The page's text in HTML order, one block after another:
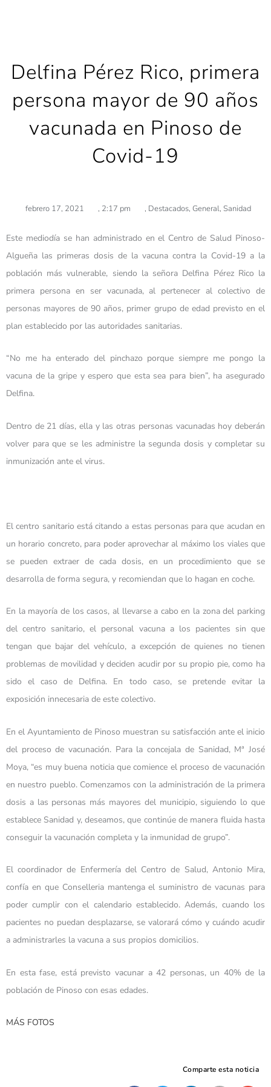
Delfina Pérez Rico, primera
persona mayor de 90 años
vacunada en Pinoso de
Covid-19
febrero 17, 2021 , 2:17 pm , Destacados, General, Sanidad
Este mediodía se han administrado en el Centro de Salud Pinoso-
Algueña las primeras dosis de la vacuna contra la Covid-19 a la
población más vulnerable, siendo la señora Delfina Pérez Rico la
primera persona en ser vacunada, al pertenecer al colectivo de
personas mayores de 90 años, primer grupo de edad previsto en el
plan establecido por las autoridades sanitarias.
“No me ha enterado del pinchazo porque siempre me pongo la
vacuna de la gripe y espero que esta sea para bien”, ha asegurado
Delfina.
Dentro de 21 días, ella y las otras personas vacunadas hoy deberán
volver para que se les administre la segunda dosis y completar su
inmunización ante el virus.
El centro sanitario está citando a estas personas para que acudan en
un horario concreto, para poder aprovechar al máximo los viales que
se pueden extraer de cada dosis, en un procedimiento que se
desarrolla de forma segura, y recomiendan que lo hagan en coche.
En la mayoría de los casos, al llevarse a cabo en la zona del parking
del centro sanitario, el personal vacuna a los pacientes sin que
tengan que bajar del vehículo, a excepción de quienes no tienen
problemas de movilidad y deciden acudir por su propio pie, como ha
sido el caso de Delfina. En todo caso, se pretende evitar la
exposición innecesaria de este colectivo.
En el Ayuntamiento de Pinoso muestran su satisfacción ante el inicio
del proceso de vacunación. Para la concejala de Sanidad, Mª José
Moya, “es muy buena noticia que comience el proceso de vacunación
en nuestro pueblo. Comenzamos con la administración de la primera
dosis a las personas más mayores del municipio, siguiendo lo que
establece Sanidad y, deseamos, que continúe de manera fluida hasta
conseguir la vacunación completa y la inmunidad de grupo”.
El coordinador de Enfermería del Centro de Salud, Antonio Mira,
confía en que Conselleria mantenga el suministro de vacunas para
poder cumplir con el calendario establecido. Además, cuando los
pacientes no puedan desplazarse, se valorará cómo y cuándo acudir
a administrarles la vacuna a sus propios domicilios.
En esta fase, está previsto vacunar a 42 personas, un 40% de la
población de Pinoso con esas edades.
MÁS FOTOS
Comparte esta noticia